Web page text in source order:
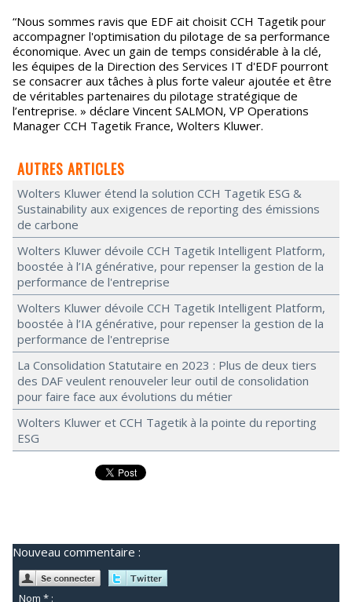
“Nous sommes ravis que EDF ait choisit CCH Tagetik pour
accompagner l'optimisation du pilotage de sa performance
économique. Avec un gain de temps considérable à la clé,
les équipes de la Direction des Services IT d'EDF pourront
se consacrer aux tâches à plus forte valeur ajoutée et être
de véritables partenaires du pilotage stratégique de
l’entreprise. » déclare Vincent SALMON, VP Operations
Manager CCH Tagetik France, Wolters Kluwer.
AUTRES ARTICLES
Wolters Kluwer étend la solution CCH Tagetik ESG &
Sustainability aux exigences de reporting des émissions
de carbone
Wolters Kluwer dévoile CCH Tagetik Intelligent Platform,
boostée à l’IA générative, pour repenser la gestion de la
performance de l'entreprise
Wolters Kluwer dévoile CCH Tagetik Intelligent Platform,
boostée à l’IA générative, pour repenser la gestion de la
performance de l'entreprise
La Consolidation Statutaire en 2023 : Plus de deux tiers
des DAF veulent renouveler leur outil de consolidation
pour faire face aux évolutions du métier
Wolters Kluwer et CCH Tagetik à la pointe du reporting
ESG
Nouveau commentaire :
Nom * :